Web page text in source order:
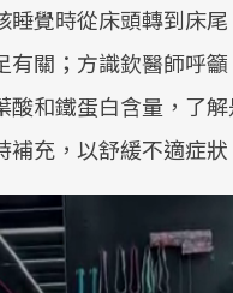
睡覺時從床頭轉到床
有關；方識欽醫師呼
酸和鐵蛋白含量，了
補充，以舒緩不適症狀